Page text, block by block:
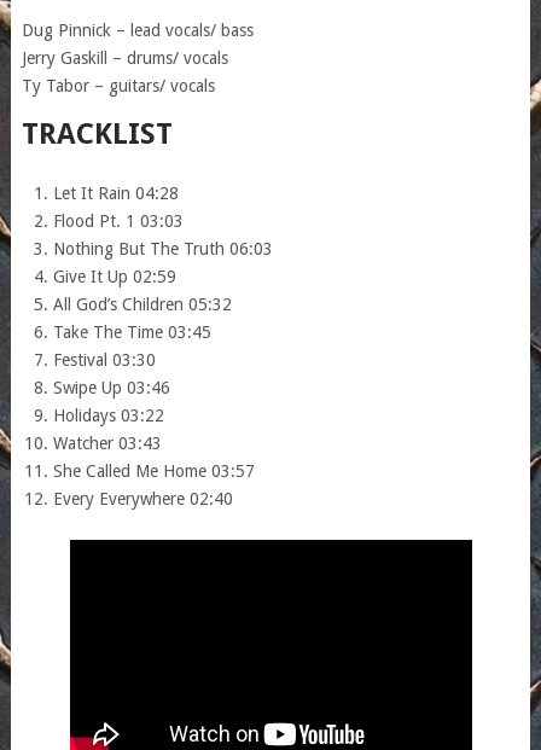
Dug Pinnick – lead vocals/ bass
Jerry Gaskill – drums/ vocals
Ty Tabor – guitars/ vocals
TRACKLIST
Let It Rain 04:28
Flood Pt. 1 03:03
Nothing But The Truth 06:03
Give It Up 02:59
All God’s Children 05:32
Take The Time 03:45
Festival 03:30
Swipe Up 03:46
Holidays 03:22
Watcher 03:43
She Called Me Home 03:57
Every Everywhere 02:40